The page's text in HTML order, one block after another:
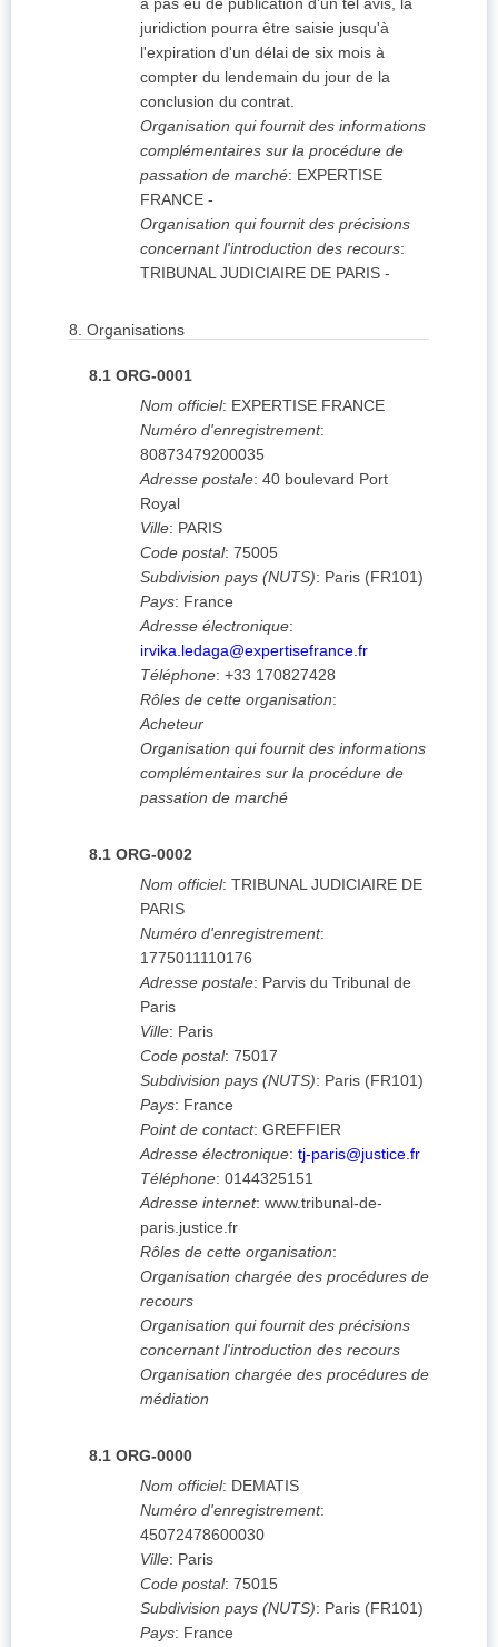
a pas eu de publication d'un tel avis, la
juridiction pourra être saisie jusqu'à
l'expiration d'un délai de six mois à
compter du lendemain du jour de la
conclusion du contrat.
Organisation qui fournit des informations
complémentaires sur la procédure de
passation de marché: EXPERTISE
FRANCE -
Organisation qui fournit des précisions
concernant l'introduction des recours:
TRIBUNAL JUDICIAIRE DE PARIS -
8. Organisations
8.1 ORG-0001
Nom officiel: EXPERTISE FRANCE
Numéro d'enregistrement:
80873479200035
Adresse postale: 40 boulevard Port
Royal
Ville: PARIS
Code postal: 75005
Subdivision pays (NUTS): Paris (FR101)
Pays: France
Adresse électronique:
irvika.ledaga@expertisefrance.fr
Téléphone: +33 170827428
Rôles de cette organisation:
Acheteur
Organisation qui fournit des informations
complémentaires sur la procédure de
passation de marché
8.1 ORG-0002
Nom officiel: TRIBUNAL JUDICIAIRE DE
PARIS
Numéro d'enregistrement:
1775011110176
Adresse postale: Parvis du Tribunal de
Paris
Ville: Paris
Code postal: 75017
Subdivision pays (NUTS): Paris (FR101)
Pays: France
Point de contact: GREFFIER
Adresse électronique: tj-paris@justice.fr
Téléphone: 0144325151
Adresse internet: www.tribunal-de-
paris.justice.fr
Rôles de cette organisation:
Organisation chargée des procédures de
recours
Organisation qui fournit des précisions
concernant l'introduction des recours
Organisation chargée des procédures de
médiation
8.1 ORG-0000
Nom officiel: DEMATIS
Numéro d'enregistrement:
45072478600030
Ville: Paris
Code postal: 75015
Subdivision pays (NUTS): Paris (FR101)
Pays: France